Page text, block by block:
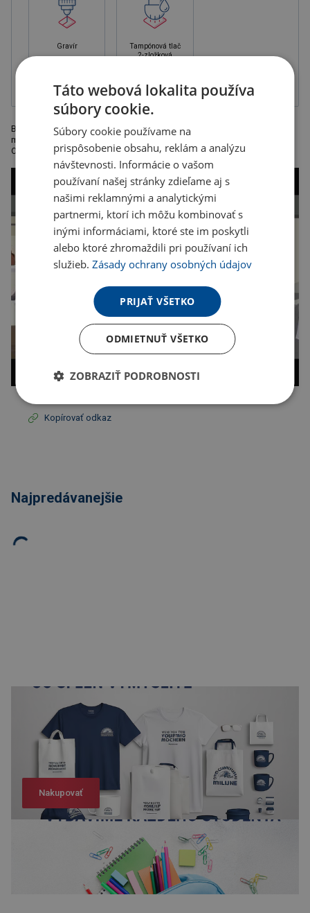
Gravír
Tampónová tlač
2-zložková
Biela termoska z nerezovej ocele s objemom 500 ml s viečkom, ktoré
možno použiť ako hrnček s uškom. Rozmery: Ø 8 x 25,5 cm.
Odporúčaná technológia tlače: gravír. Kartónové množstvo v ks: 24
Kopírovať odkaz
Najpredávanejšie
Nakupovať
Táto webová lokalita používa
súbory cookie.
Súbory cookie používame na
prispôsobenie obsahu, reklám a analýzu
návštevnosti. Informácie o vašom
používaní našej stránky zdieľame aj s
našimi reklamnými a analytickými
partnermi, ktorí ich môžu kombinovať s
inými informáciami, ktoré ste im poskytli
alebo ktoré zhromaždili pri používaní ich
služieb.Zásady ochrany osobných údajov
PRIJAŤ VŠETKO
ODMIETNUŤ VŠETKO
ZOBRAZIŤ PODROBNOSTI